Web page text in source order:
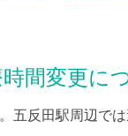
間変更に
五反田駅周辺で